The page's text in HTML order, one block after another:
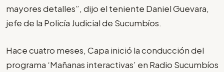
mayores detalles”, dijo el teniente Daniel Guevara,
jefe de la Policía Judicial de Sucumbíos.
Hace cuatro meses, Capa inició la conducción del
programa ‘Mañanas interactivas’ en Radio Sucumbíos